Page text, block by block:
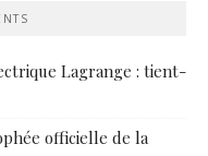
Lagrange : tient-
officielle de la